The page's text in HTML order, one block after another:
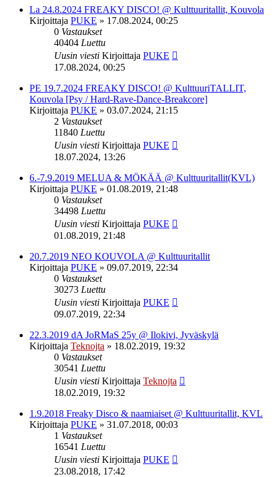
La 24.8.2024 FREAKY DISCO! @ Kulttuuritallit, Kouvola
Kirjoittaja PUKE » 17.08.2024, 00:25
0 Vastaukset
40404 Luettu
Uusin viesti Kirjoittaja PUKE
17.08.2024, 00:25
PE 19.7.2024 FREAKY DISCO! @ KulttuuriTALLIT,
Kouvola [Psy / Hard-Rave-Dance-Breakcore]
Kirjoittaja PUKE » 03.07.2024, 21:15
2 Vastaukset
11840 Luettu
Uusin viesti Kirjoittaja PUKE
18.07.2024, 13:26
6.-7.9.2019 MELUA & MÖKÄÄ @ Kulttuuritallit(KVL)
Kirjoittaja PUKE » 01.08.2019, 21:48
0 Vastaukset
34498 Luettu
Uusin viesti Kirjoittaja PUKE
01.08.2019, 21:48
20.7.2019 NEO KOUVOLA @ Kulttuuritallit
Kirjoittaja PUKE » 09.07.2019, 22:34
0 Vastaukset
30273 Luettu
Uusin viesti Kirjoittaja PUKE
09.07.2019, 22:34
22.3.2019 dA JoRMaS 25y @ Ilokivi, Jyväskylä
Kirjoittaja Teknojta » 18.02.2019, 19:32
0 Vastaukset
30541 Luettu
Uusin viesti Kirjoittaja Teknojta
18.02.2019, 19:32
1.9.2018 Freaky Disco & naamiaiset @ Kulttuuritallit, KVL
Kirjoittaja PUKE » 31.07.2018, 00:03
1 Vastaukset
16541 Luettu
Uusin viesti Kirjoittaja PUKE
23.08.2018, 17:42